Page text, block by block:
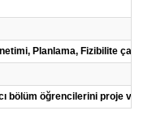
Planlama, Fizibilite
bölüm öğrencilerini proje ve